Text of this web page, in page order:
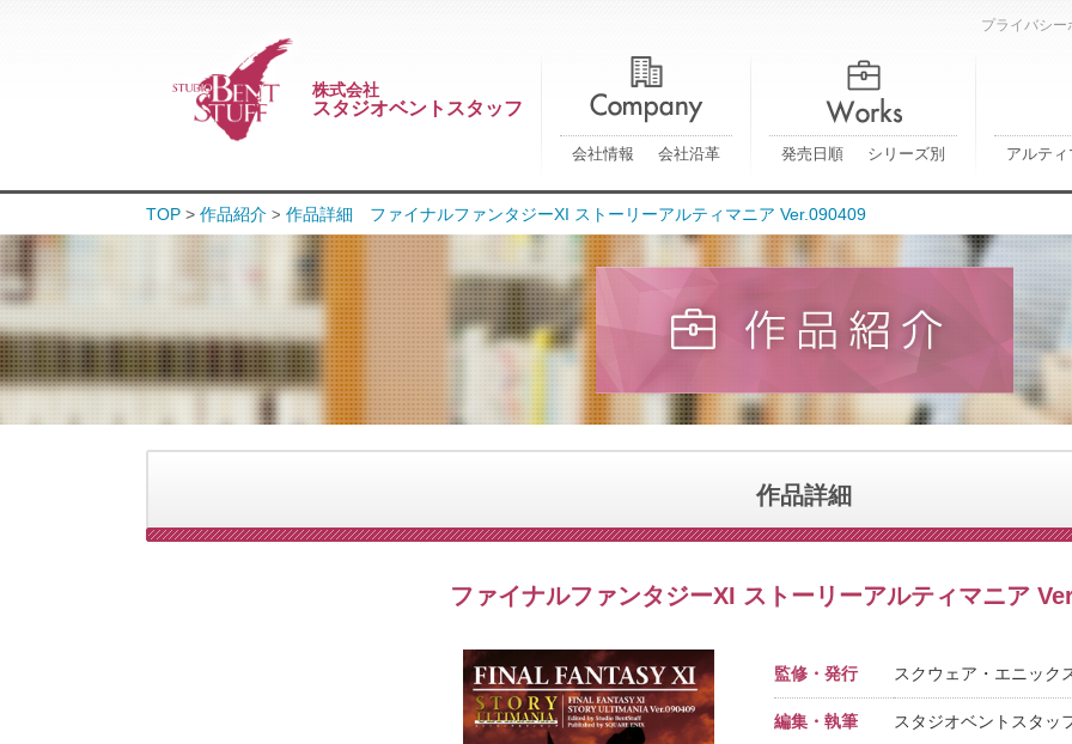
株式会社
スタジオベントスタッフ
プライバシー
会社情報 会社沿革 発売日順 シリーズ別 アルテ
TOP > 作品紹介 > 作品詳細 ファイナルファンタジーXI ストーリーアルティマニア Ver.090409
作品詳細
ファイナルファンタジーXI ストーリーアルティマニア
監修・発行 スクウェア・エニック
編集・執筆 スタジオベントスタッ